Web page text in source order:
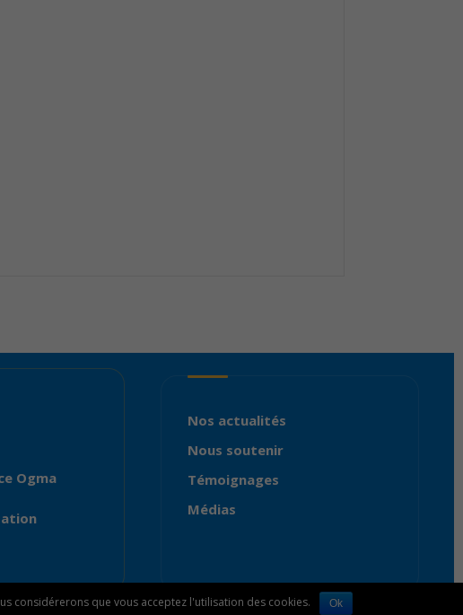
Ogma
Nos actualités
Nous soutenir
Témoignages
Médias
considérerons que vous acceptez l'utilisation des cookies. Ok